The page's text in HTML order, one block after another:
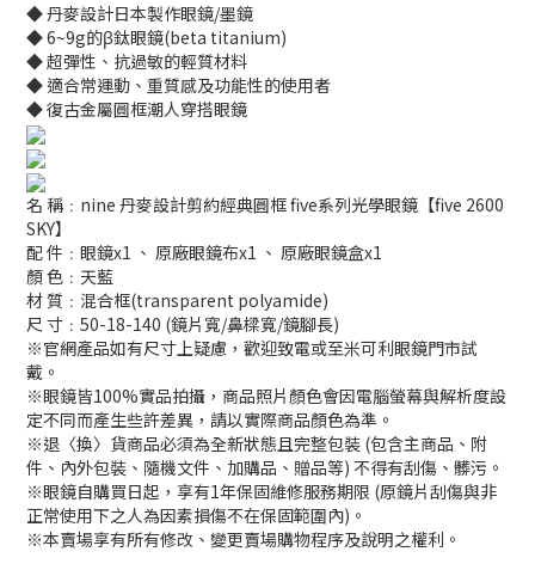
◆ 丹麥設計日本製作眼鏡/墨鏡
◆ 6~9g的β鈦眼鏡(beta titanium)
◆ 超彈性、抗過敏的輕質材料
◆ 適合常運動、重質感及功能性的使用者
◆ 復古金屬圓框潮人穿搭眼鏡
名 稱﹕nine 丹麥設計剪約經典圓框 five系列光學眼鏡【five 2600
SKY】
配 件﹕眼鏡x1 、 原廠眼鏡布x1 、 原廠眼鏡盒x1
顏 色﹕天藍
材 質﹕混合框(transparent polyamide)
尺 寸﹕50-18-140 (鏡片寬/鼻樑寬/鏡腳長)
※官網產品如有尺寸上疑慮，歡迎致電或至米可利眼鏡門市試
戴。
※眼鏡皆100%實品拍攝，商品照片顏色會因電腦螢幕與解析度設
定不同而產生些許差異，請以實際商品顏色為準。
※退〈換〉貨商品必須為全新狀態且完整包裝 (包含主商品、附
件、內外包裝、隨機文件、加購品、贈品等) 不得有刮傷、髒污。
※眼鏡自購買日起，享有1年保固維修服務期限 (原鏡片刮傷與非
正常使用下之人為因素損傷不在保固範圍內)。
※本賣場享有所有修改、變更賣場購物程序及說明之權利。